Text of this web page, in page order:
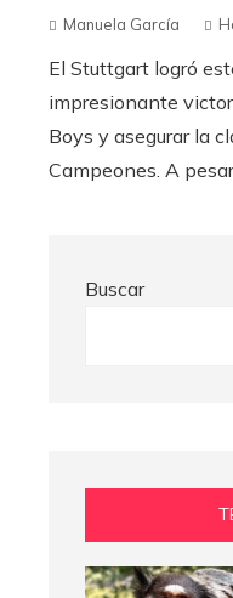
Manuela García
El Stuttgart logró
impresionante
Boys y asegurar la
Campeones. A
Buscar